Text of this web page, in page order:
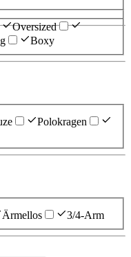
Oversized
Boxy
Polokragen
Ärmellos 3/4-Arm